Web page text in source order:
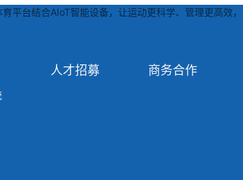
台结合AIoT智能设备，让运动更科学、管理更高效，
人才招募 商务合作